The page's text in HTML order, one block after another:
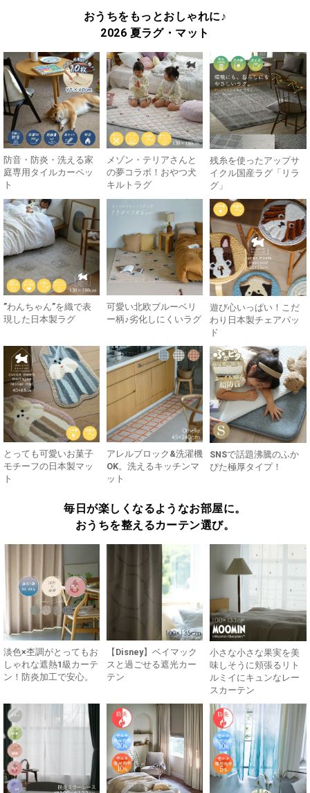
おうちをもっとおしゃれに♪
2026 夏ラグ・マット
防音・防炎・洗える家
庭専用タイルカーペッ
ト
メゾン・テリアさんと
の夢コラボ！おやつ犬
キルトラグ
残糸を使ったアップサ
イクル国産ラグ「リラ
グ」
”わんちゃん”を織で表
現した日本製ラグ
可愛い北欧ブルーベリ
ー柄♪劣化しにくいラグ
遊び心いっぱい！こだ
わり日本製チェアパッ
ド
とっても可愛いお菓子
モチーフの日本製マッ
ト
アレルブロック&洗濯機
OK。洗えるキッチンマ
ット
SNSで話題沸騰のふか
ぴた極厚タイプ！
毎日が楽しくなるようなお部屋に。
おうちを整えるカーテン選び。
淡色×杢調がとってもお
しゃれな遮熱1級カーテ
ン！防炎加工で安心。
【Disney】ベイマック
スと過ごせる遮光カー
テン
小さな小さな果実を美
味しそうに頬張るリト
ルミイにキュンなレー
スカーテン